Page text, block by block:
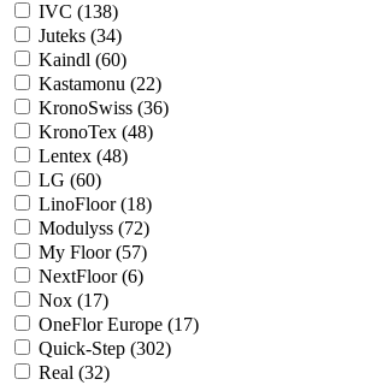
IVC (138)
Juteks (34)
Kaindl (60)
Kastamonu (22)
KronoSwiss (36)
KronoTex (48)
Lentex (48)
LG (60)
LinoFloor (18)
Modulyss (72)
My Floor (57)
NextFloor (6)
Nox (17)
OneFlor Europe (17)
Quick-Step (302)
Real (32)